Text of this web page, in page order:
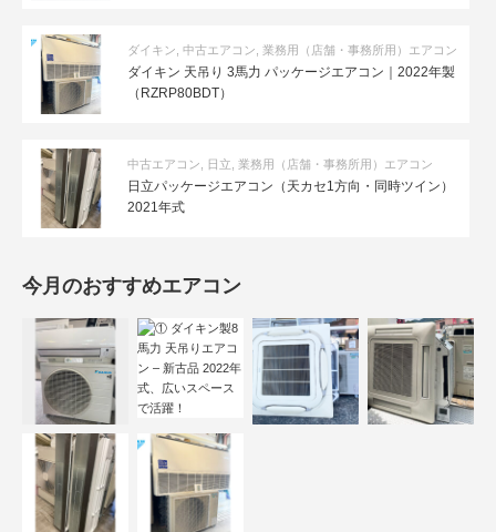
ダイキン 中古エアコン 業務用（店舗・事務所用）エアコン
ダイキン 天吊り 3馬力 パッケージエアコン｜2022年製
（RZRP80BDT）
中古エアコン 日立 業務用（店舗・事務所用）エアコン
日立パッケージエアコン（天カセ1方向・同時ツイン）
2021年式
今月のおすすめエアコン